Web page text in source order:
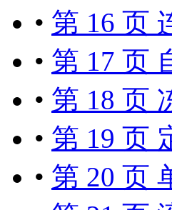
• 第 16 页
• 第 17 页
• 第 18 页
• 第 19 页
• 第 20 页